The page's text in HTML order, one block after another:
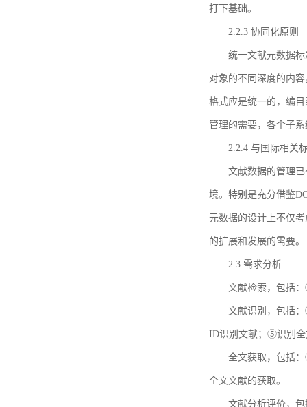
打下基础。
2.2.3 协同化原则
统一文献元数据
对象的不同深度的内
格式应是统一的，编
管理的需要，各个子
2.2.4 与国际相关
文献数据的管理
境。特别是充分借鉴
元数据的设计上不仅
的扩展和发展的需要。
2.3 需求分析
文献检索，包括
文献识别，包括
ID识别文献；⑤识别全
全文获取，包括
全文文献的获取。
文献分析评价，